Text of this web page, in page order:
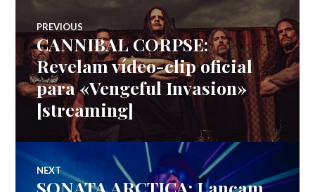
Navegação
de
artigos
PREVIOUS
Previous
post:
CANNIBAL CORPSE:
Revelam vídeo-clip oficial
para «Vengeful Invasion»
[streaming]
NEXT
Next